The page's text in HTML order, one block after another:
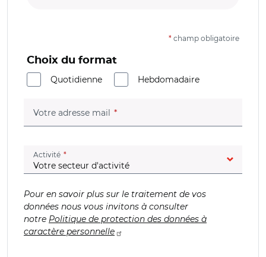
* champ obligatoire
Choix du format
Quotidienne
Hebdomadaire
Votre adresse mail (champ obligatoire)
Activité (champ obligatoire)
Pour en savoir plus sur le traitement de vos
données nous vous invitons à consulter
notre Politique de protection des données à
caractère personnelle